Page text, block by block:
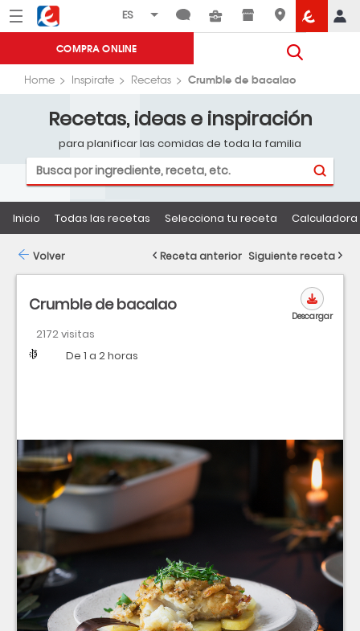
Menú Eroski
COMPRA ONLINE
Home Inspirate Recetas Crumble de bacalao
Recetas, ideas e inspiración
para planificar las comidas de toda la familia
Inicio Todas las recetas Selecciona tu receta
Crumble de bacalao
2172 visitas
Dificultad
Tiempo De 1 a 2 horas
Descargar
Volver Receta anterior Siguiente receta